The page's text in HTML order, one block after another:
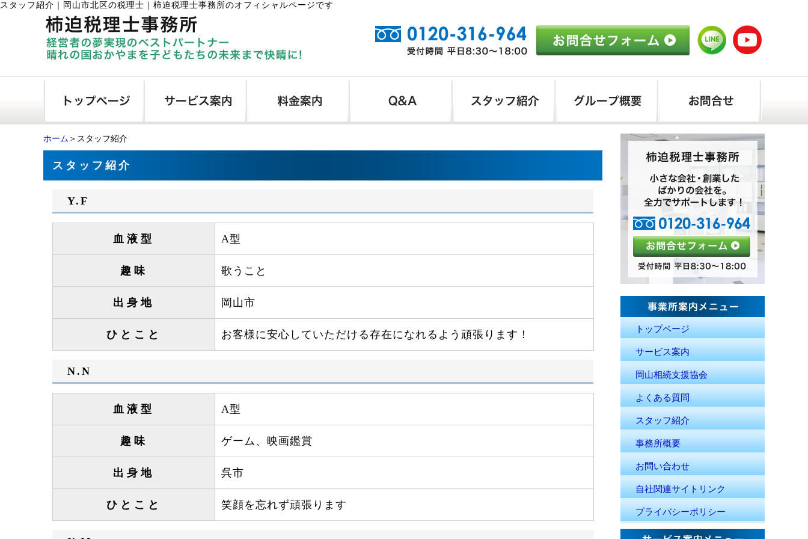
スタッフ紹介 岡山市北区の税理士｜柿迫税理士事務所のオフィシャルページです
ホーム ＞スタッフ紹介
スタッフ紹介
Y.F
血液型 A型
趣味 歌うこと
出身地 岡山市
ひとこと お客様に安心していただける存在になれるよう頑張ります！
N.N
血液型 A型
趣味 ゲーム、映画鑑賞
出身地 呉市
ひとこと 笑顔を忘れず頑張ります
トップページ
サービス案内
岡山相続支援協会
よくある質問
スタッフ紹介
事務所概要
お問い合わせ
自社関連サイトリンク
プライバシーポリシー